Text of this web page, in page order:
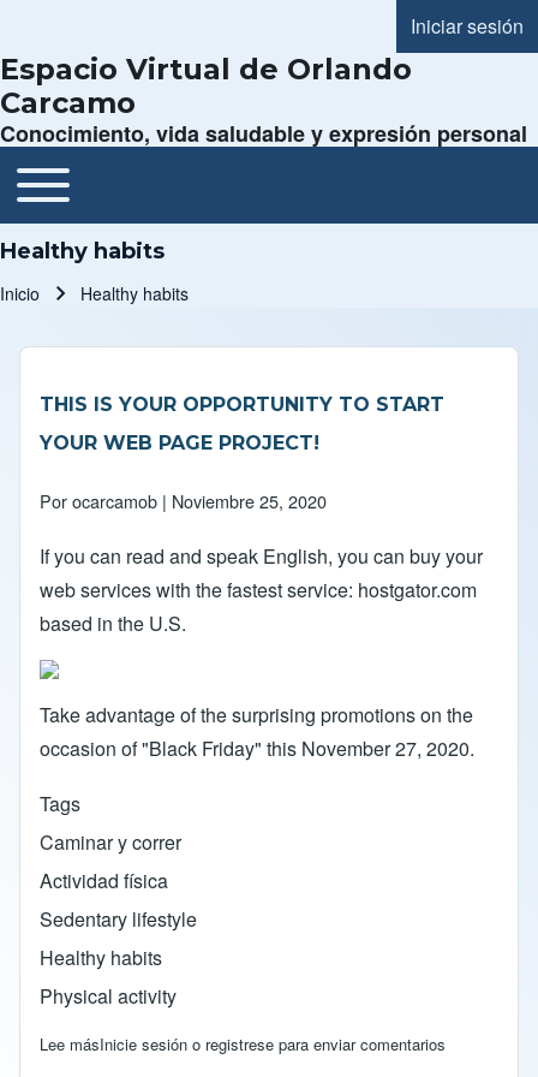
Menú de
Iniciar sesión
Espacio Virtual de Orlando
Carcamo
Conocimiento, vida saludable y expresión personal
Navegación principal
Toggle main menu
Healthy habits
Inicio Healthy habits
THIS IS YOUR OPPORTUNITY TO START
YOUR WEB PAGE PROJECT!
Porocarcamob | Noviembre 25, 2020
If you can read and speak English, you can buy your
web services with the fastest service: hostgator.com
based in the U.S.
Take advantage of the surprising promotions on the
occasion of "Black Friday" this November 27, 2020.
Tags
Caminar y correr
Actividad física
Sedentary lifestyle
Healthy habits
Physical activity
Lee mássobre THIS IS YOUR OPPORTUNITY TO START YOUR
Inicie sesión o registrese para enviar comentarios